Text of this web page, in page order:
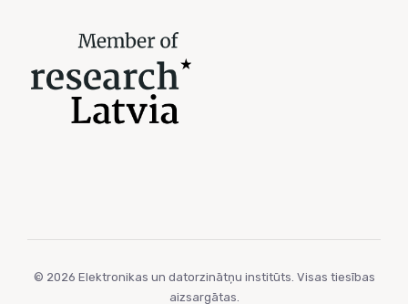
© 2026 Elektronikas un datorzinātņu institūts. Visas tiesības
aizsargātas.